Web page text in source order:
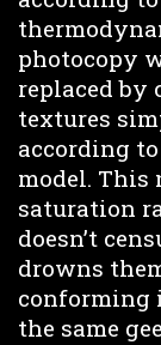
photocopy
replaced by
textures
according
model. This
saturation
doesn’t
drowns
conforming
the same